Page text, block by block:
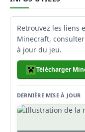
Retrouvez les liens
Minecraft,
à jour du jeu.
Télécharger
DERNIÈRE MISE À JOUR